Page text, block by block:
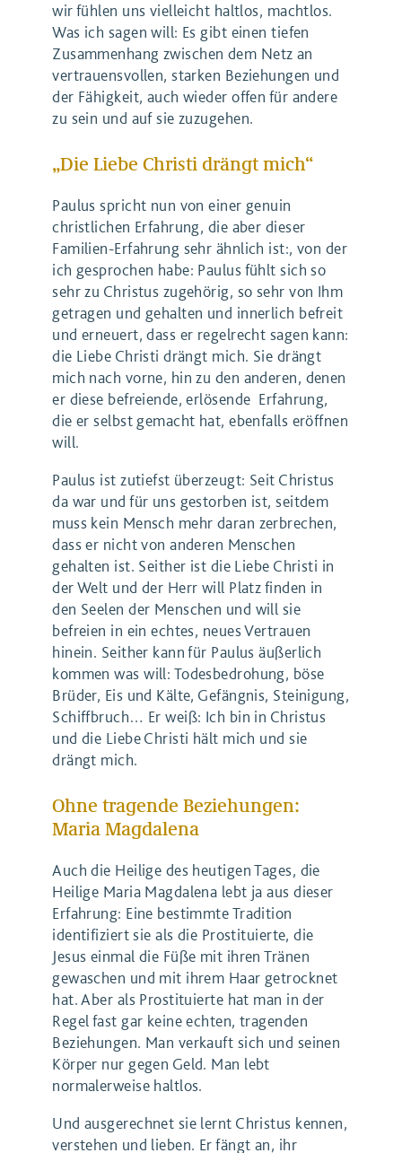
wir fühlen uns vielleicht haltlos, machtlos.
Was ich sagen will: Es gibt einen tiefen
Zusammenhang zwischen dem Netz an
vertrauensvollen, starken Beziehungen und
der Fähigkeit, auch wieder offen für andere
zu sein und auf sie zuzugehen.
„Die Liebe Christi drängt mich“
Paulus spricht nun von einer genuin
christlichen Erfahrung, die aber dieser
Familien-Erfahrung sehr ähnlich ist:, von der
ich gesprochen habe: Paulus fühlt sich so
sehr zu Christus zugehörig, so sehr von Ihm
getragen und gehalten und innerlich befreit
und erneuert, dass er regelrecht sagen kann:
die Liebe Christi drängt mich. Sie drängt
mich nach vorne, hin zu den anderen, denen
er diese befreiende, erlösende Erfahrung,
die er selbst gemacht hat, ebenfalls eröffnen
will.
Paulus ist zutiefst überzeugt: Seit Christus
da war und für uns gestorben ist, seitdem
muss kein Mensch mehr daran zerbrechen,
dass er nicht von anderen Menschen
gehalten ist. Seither ist die Liebe Christi in
der Welt und der Herr will Platz finden in
den Seelen der Menschen und will sie
befreien in ein echtes, neues Vertrauen
hinein. Seither kann für Paulus äußerlich
kommen was will: Todesbedrohung, böse
Brüder, Eis und Kälte, Gefängnis, Steinigung,
Schiffbruch… Er weiß: Ich bin in Christus
und die Liebe Christi hält mich und sie
drängt mich.
Ohne tragende Beziehungen:
Maria Magdalena
Auch die Heilige des heutigen Tages, die
Heilige Maria Magdalena lebt ja aus dieser
Erfahrung: Eine bestimmte Tradition
identifiziert sie als die Prostituierte, die
Jesus einmal die Füße mit ihren Tränen
gewaschen und mit ihrem Haar getrocknet
hat. Aber als Prostituierte hat man in der
Regel fast gar keine echten, tragenden
Beziehungen. Man verkauft sich und seinen
Körper nur gegen Geld. Man lebt
normalerweise haltlos.
Und ausgerechnet sie lernt Christus kennen,
verstehen und lieben. Er fängt an, ihr